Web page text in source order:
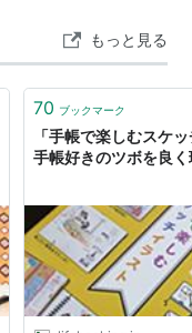
です。この３つで
言い切る方もいら
もっと見る
70 ブックマーク
「手帳で楽しむスケ
手帳好きのツボを良